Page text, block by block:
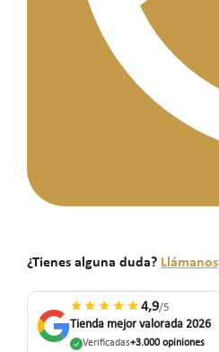
¿Tienes alguna duda? Llámanos
★★★★★4,9/5
Tienda mejor valorada 2026
Verificadas+3.000 opiniones